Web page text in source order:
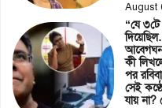
August
“যে
আবেগঘন
কী
পর
সেই
যায়